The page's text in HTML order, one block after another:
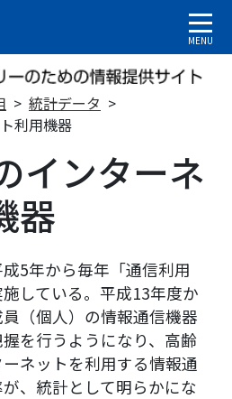
MENU
統計データ
利用機器
インターネ
器
5年から毎年「通信利用
している。平成13年度か
（個人）の情報通信機器
を行うようになり、高齢
ネットを利用する情報通
、統計として明らかにな